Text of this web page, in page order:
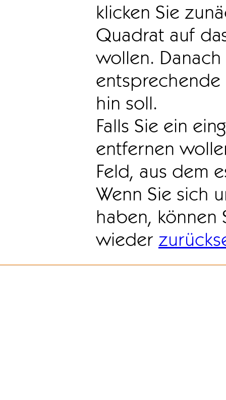
klicken Sie
Quadrat auf
wollen.
hin soll.
Falls Sie ein
entfernen
Feld, aus dem
Wenn Sie sich
haben, können
wieder